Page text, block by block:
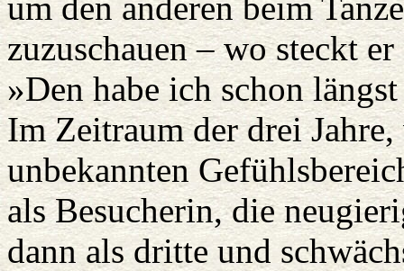
um den anderen beim
zuzuschauen – wo steckt er
»Den habe ich schon
Im Zeitraum der drei
unbekannten
als Besucherin, die
dann als dritte und